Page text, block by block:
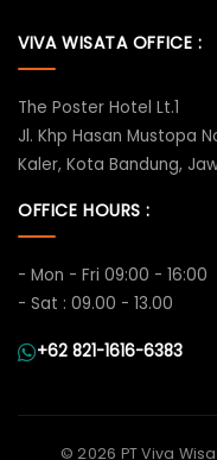
VIVA WISATA OFFICE :
The Poster Hotel Lt.1
Jl. Khp Hasan Mustopa
Kaler, Kota Bandung,
OFFICE HOURS :
- Mon - Fri 09:00 - 16:00
- Sat : 09.00 - 13.00
+62 821-1616-6383
© 2026 PT Viva